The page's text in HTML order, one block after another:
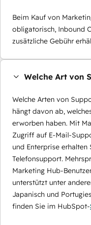
Beim Kauf von
obligatorisch, Inbound
zusätzliche Gebühr
Welche Art von
Welche Arten von
hängt davon ab,
erworben haben. Mit
Zugriff auf E-Mail-
und Enterprise
Telefonsupport.
Marketing Hub-
unterstützt unter
Japanisch und
finden Sie im HubSpot-